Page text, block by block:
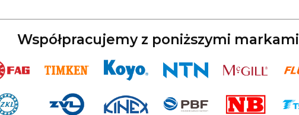
Współpracujemy z poniższymi markami